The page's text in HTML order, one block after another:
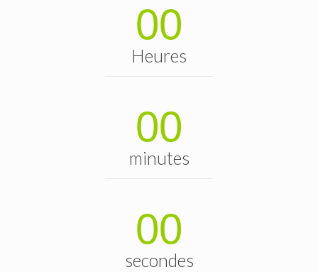
00
Heures
00
minutes
00
secondes